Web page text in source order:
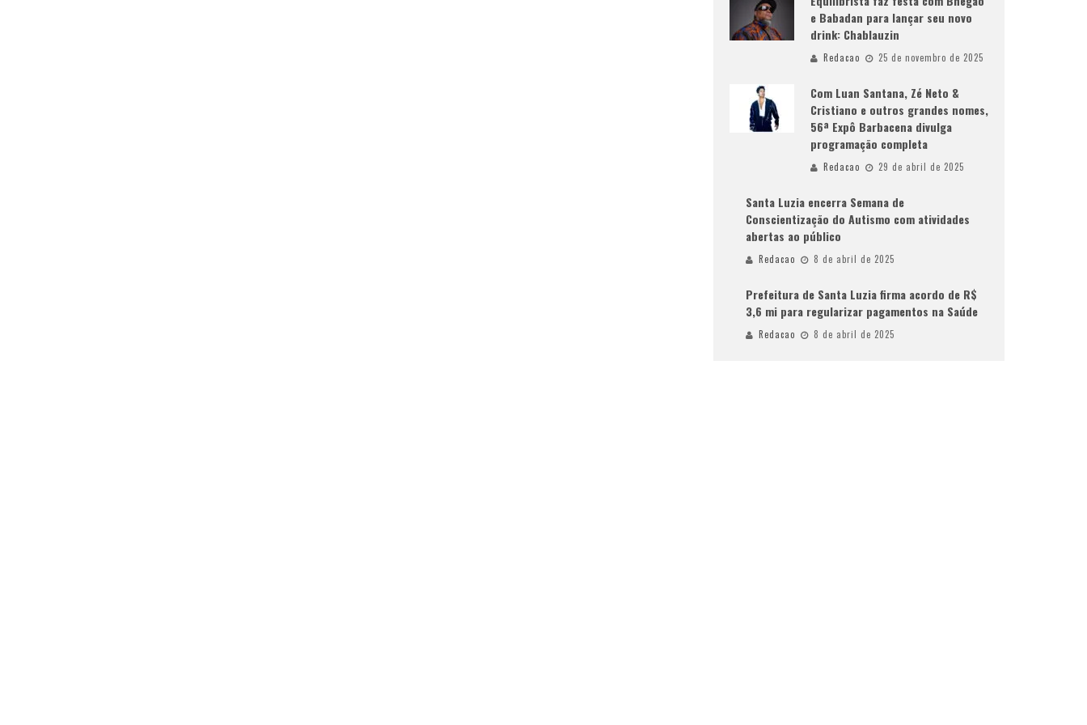
e Babadan para lançar seu novo
drink: Chablauzin
Redacao 25 de novembro de 2025
Com Luan Santana, Zé Neto &
Cristiano e outros grandes nomes,
56ª Expô Barbacena divulga
programação completa
Redacao 29 de abril de 2025
Santa Luzia encerra Semana de
Conscientização do Autismo com atividades
abertas ao público
Redacao 8 de abril de 2025
Prefeitura de Santa Luzia firma acordo de R$
3,6 mi para regularizar pagamentos na Saúde
Redacao 8 de abril de 2025